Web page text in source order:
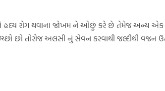
રોગ થવાના જોખમ ને ઓછું કરે છે તેમેજ અન્ય એક
છો તોરોજ અલસી નું સેવન કરવાથી જલ્દીથી વજન